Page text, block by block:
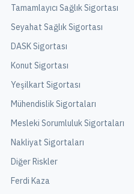
Tamamlayıcı Sağlık Sigortası
Seyahat Sağlık Sigortası
DASK Sigortası
Konut Sigortası
Yeşilkart Sigortası
Mühendislik Sigortaları
Mesleki Sorumluluk Sigortaları
Nakliyat Sigortaları
Diğer Riskler
Ferdi Kaza